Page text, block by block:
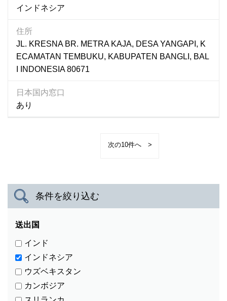
インドネシア
住所
JL. KRESNA BR. METRA KAJA, DESA YANGAPI, K
ECAMATAN TEMBUKU, KABUPATEN BANGLI, BAL
I INDONESIA 80671
日本国内窓口
あり
>
条件を絞り込む
送出国
インド
インドネシア
ウズベキスタン
カンボジア